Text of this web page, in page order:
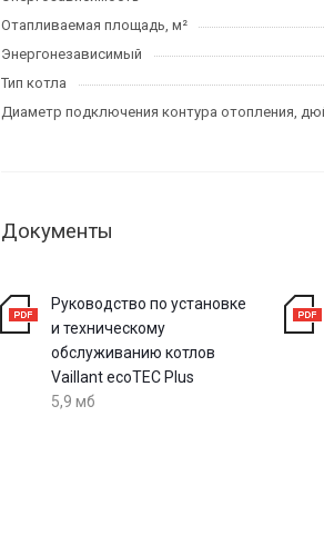
Отапливаемая площадь, м²
Энергонезависимый
Тип котла
Диаметр подключения контура отопления,
Документы
Руководство по установке
и техническому
обслуживанию котлов
Vaillant ecoTEC Plus
5,9 мб